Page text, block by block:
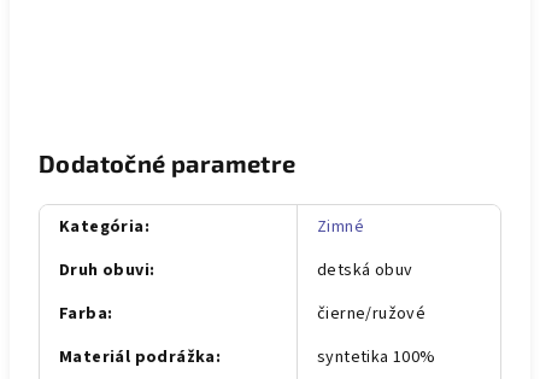
Dodatočné parametre
Kategória:
Zimné
Druh obuvi:
detská obuv
Farba:
čierne/ružové
Materiál podrážka:
syntetika 100%